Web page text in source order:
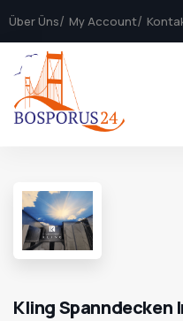
Über Üns My Account
Kling Spanndecken